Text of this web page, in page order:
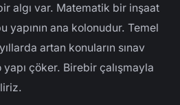
algı var. Matematik bir inşaat
yapının ana kolonudur. Temel
artan konuların sınav
çöker. Birebir çalışmayla